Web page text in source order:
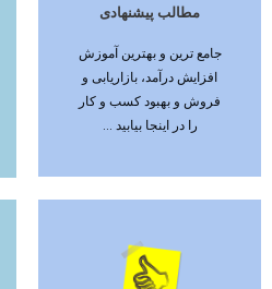
مطالب پیشنهادی
جامع ترین و بهترین آموزش
افزایش درآمد، بازاریابی و
فروش و بهبود کسب و کار
را در اینجا بیابید ...
ادامه مطلب